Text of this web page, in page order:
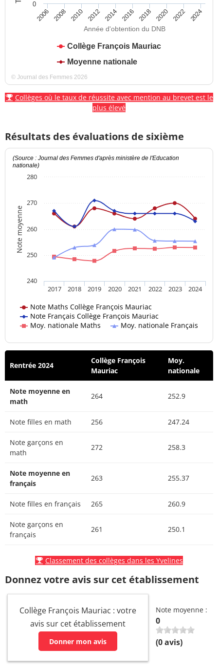
Année d'obtention du DNB
Collège François Mauriac
Moyenne nationale
2006 2008 2010 2012 2014 2016 2018 2020 2022 2024
0
© Journal des Femmes 2026
Collèges où le taux de réussite avec mention au brevet est le
plus élevé
Résultats des évaluations de sixième
Note moyenne
(Source : Journal des Femmes d'après ministère de l'Education
nationale)
Note Maths Collège François Mauriac
Note Français Collège François Mauriac
Moy. nationale Maths
Moy. nationale Français
2017 2018 2019 2020 2021 2022 2023 2024
240
250
260
270
280
Rentrée 2024
Collège François
Mauriac
Moy.
nationale
Note moyenne en
math
264 252.9
Note filles en math 256 247.24
Note garçons en
math
272 258.3
Note moyenne en
français
263 255.37
Note filles en français 265 260.9
Note garçons en
français
261 250.1
Classement des collèges dans les Yvelines
Donnez votre avis sur cet établissement
Collège François Mauriac : votre
avis sur cet établissement
Donner mon avis
Note moyenne :
0
(0avis)